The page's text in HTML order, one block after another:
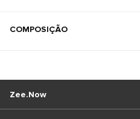
COMPOSIÇÃO
Zee.Now